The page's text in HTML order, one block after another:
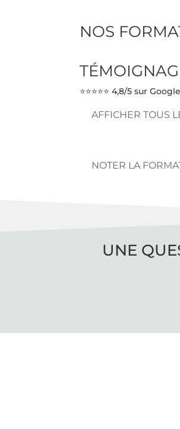
NOS
⭐⭐⭐⭐⭐ 4,8/5 sur
AFFICHER TOUS
NOTER LA
UNE